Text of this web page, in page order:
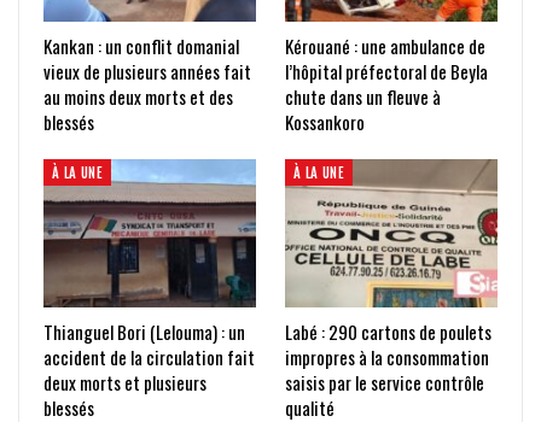
Kankan : un conflit domanial
vieux de plusieurs années fait
au moins deux morts et des
blessés
Kérouané : une ambulance de
l’hôpital préfectoral de Beyla
chute dans un fleuve à
Kossankoro
À LA UNE
Thianguel Bori (Lelouma) : un
accident de la circulation fait
deux morts et plusieurs
blessés
À LA UNE
Labé : 290 cartons de poulets
impropres à la consommation
saisis par le service contrôle
qualité